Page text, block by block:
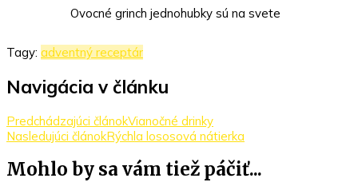
Ovocné grinch jednohubky sú na svete
Tagy: adventný receptár
Navigácia v článku
Predchádzajúci článokVianočné drinky
Nasledujúci článokRýchla lososová nátierka
Mohlo by sa vám tiež páčiť...